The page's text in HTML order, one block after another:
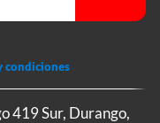
condiciones
419 Sur, Durango,